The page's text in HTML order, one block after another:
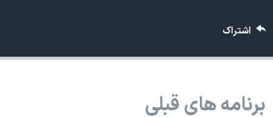
دادگاه حمید نوری
اعتراضات مردمی آبان ۹۸
اشتراک
برنامه های قبلی